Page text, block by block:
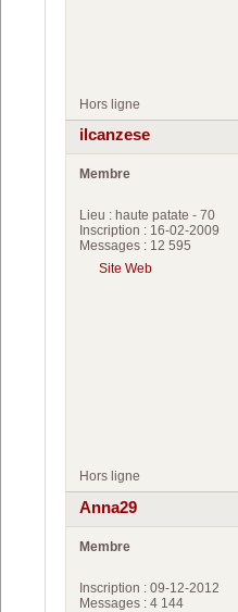
Hors ligne
ilcanzese
Membre
Lieu : haute patate - 70
Inscription : 16-02-2009
Messages : 12 595
Site Web
Hors ligne
Anna29
Membre
Inscription : 09-12-2012
Messages : 4 144